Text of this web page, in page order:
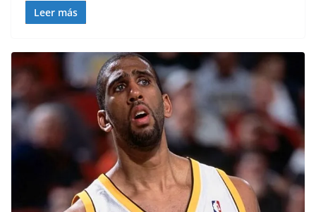
Leer más